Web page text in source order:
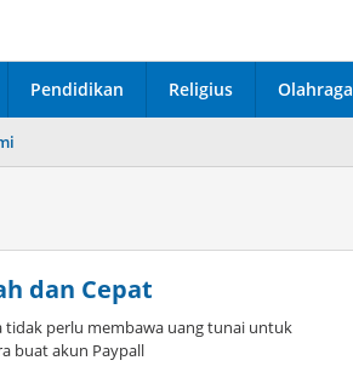
Pendidikan Religius Olahraga
dan Cepat
tidak perlu membawa uang tunai untuk
buat akun Paypall